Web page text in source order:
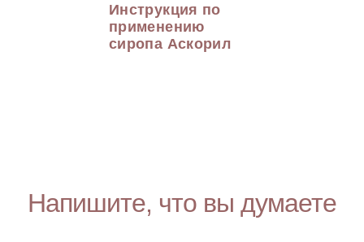
Инструкция по
применению
сиропа Аскорил
Напишите, что вы думаете